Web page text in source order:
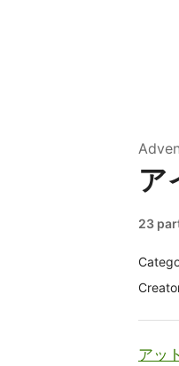
ア
23
アッ